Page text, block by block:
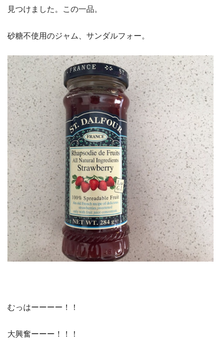
見つけました。この一品。
砂糖不使用のジャム、サンダルフォー。
むっはーーーー！！
大興奮ーーー！！！